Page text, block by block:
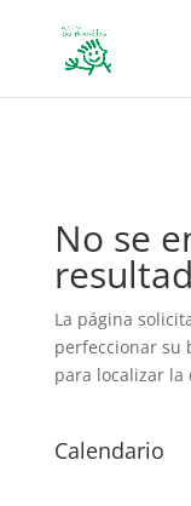
No se
La página
perfeccionar su
para localizar la
Calendario